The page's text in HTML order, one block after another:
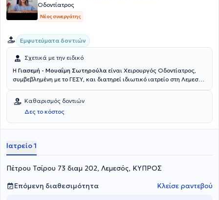
Οδοντίατρος
Νέος συνεργάτης
Εμφυτεύματα δοντιών
Σχετικά με την ειδικό
Η Γιασεμή - Μουαΐμη Σωτηρούλα είναι Χειρουργός Οδοντίατρος,
συμβεβλημένη με το ΓΕΣΥ, και διατηρεί ιδιωτικό ιατρείο στη Λεμεσό.
Πανεπιστήμιο Semmelweis Βουδαπέστης. Διαθέτει πολυετή
εμπειρία και έχει εργαστεί ως Γενικός Οδοντίατρος του
Οδοντιατρικού τμήματος στο νοσοκομείο Λεμεσού.
Καθαρισμός δοντιών
Δες το κόστος
Ιατρείο 1
Πέτρου Τσίρου 73 διαμ 202, Λεμεσός, ΚΥΠΡΟΣ
Επόμενη διαθεσιμότητα
Κλείσε ραντεβού